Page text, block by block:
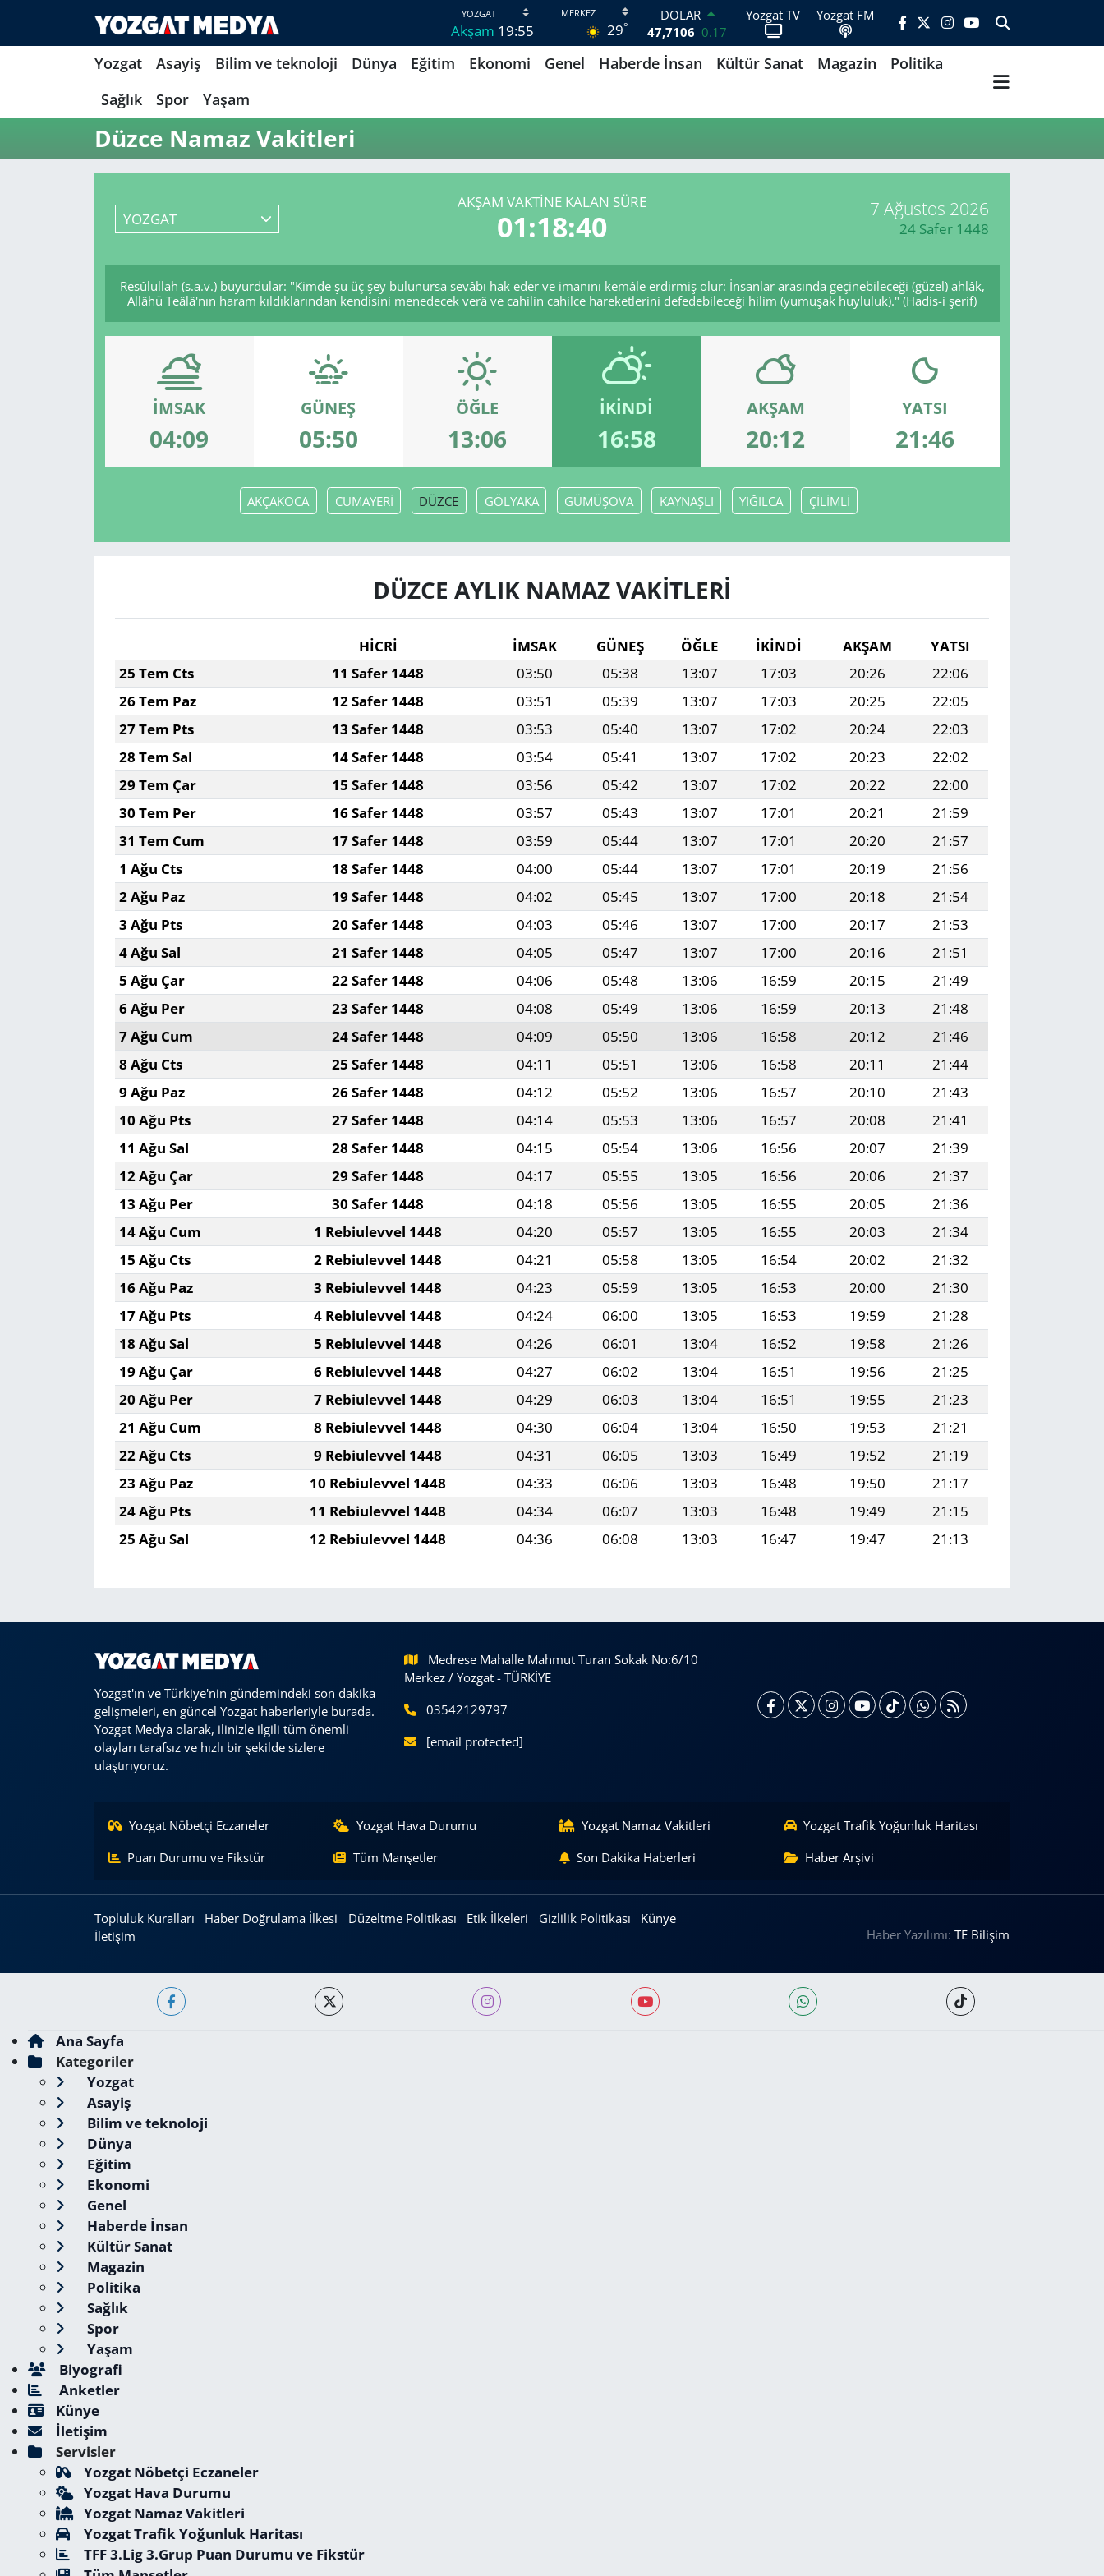
Akşam 19:55 29°
DOLAR
47,7106 0.17
EURO
55,1652
0.27
GRAM ALTIN
13.773 -19
65.130,04
Yozgat TV Yozgat FM
Yozgat Asayiş Bilim ve teknoloji Dünya Eğitim Ekonomi Genel Haberde İnsan Kültür Sanat Magazin
Politika
Sağlık
Spor Yaşam
Düzce Namaz Vakitleri
YOZGAT
AKŞAM VAKTINE KALAN SÜRE
01:18:40 7 Ağustos 2026
24 Safer 1448
Resûlullah (s.a.v.) buyurdular: "Kimde şu üç şey bulunursa sevâbı hak eder ve imanını kemâle erdirmiş olur: İnsanlar arasında geçinebileceği (güzel) ahlâk,
Allâhü Teâlâ'nın haram kıldıklarından kendisini menedecek verâ ve cahilin cahilce hareketlerini defedebileceği hilim (yumuşak huyluluk)." (Hadis-i şerif)
İMSAK
04:09
GÜNEŞ
05:50
ÖĞLE
13:06
İKINDI
16:58
AKŞAM
20:12
YATSI
21:46
AKÇAKOCA CUMAYERİ DÜZCE GÖLYAKA GÜMÜŞOVA KAYNAŞLI YIĞILCA ÇİLİMLİ
DÜZCE AYLIK NAMAZ VAKITLERI
HİCRİ İMSAK GÜNEŞ ÖĞLE İKINDI AKŞAM
YATSI
25 Tem Cts
11 Safer 1448 03:50 05:38 13:07 17:03 20:26
22:06
26 Tem Paz
12 Safer 1448 03:51 05:39 13:07 17:03 20:25
22:05
27 Tem Pts
13 Safer 1448 03:53 05:40 13:07 17:02 20:24
22:03
28 Tem Sal
14 Safer 1448 03:54 05:41 13:07 17:02 20:23
22:02
29 Tem Çar
15 Safer 1448 03:56 05:42 13:07 17:02 20:22
22:00
30 Tem Per
16 Safer 1448 03:57 05:43 13:07 17:01 20:21
21:59
31 Tem Cum
17 Safer 1448 03:59 05:44 13:07 17:01 20:20
21:57
1 Ağu Cts
18 Safer 1448 04:00 05:44 13:07 17:01 20:19
21:56
2 Ağu Paz
19 Safer 1448 04:02 05:45 13:07 17:00 20:18
21:54
3 Ağu Pts
20 Safer 1448 04:03 05:46 13:07 17:00 20:17
21:53
4 Ağu Sal
21 Safer 1448 04:05 05:47 13:07 17:00 20:16
21:51
5 Ağu Çar
22 Safer 1448 04:06 05:48 13:06 16:59 20:15
21:49
6 Ağu Per
23 Safer 1448 04:08 05:49 13:06 16:59 20:13
21:48
7 Ağu Cum
24 Safer 1448 04:09 05:50 13:06 16:58 20:12
21:46
8 Ağu Cts
25 Safer 1448 04:11 05:51 13:06 16:58 20:11
21:44
9 Ağu Paz
26 Safer 1448 04:12 05:52 13:06 16:57 20:10
21:43
10 Ağu Pts
27 Safer 1448 04:14 05:53 13:06 16:57 20:08
21:41
11 Ağu Sal
28 Safer 1448 04:15 05:54 13:06 16:56 20:07
21:39
12 Ağu Çar
29 Safer 1448 04:17 05:55 13:05 16:56 20:06
21:37
13 Ağu Per
30 Safer 1448 04:18 05:56 13:05 16:55 20:05
21:36
14 Ağu Cum
1 Rebiulevvel 1448 04:20 05:57 13:05 16:55 20:03
21:34
15 Ağu Cts
2 Rebiulevvel 1448 04:21 05:58 13:05 16:54 20:02
21:32
16 Ağu Paz
3 Rebiulevvel 1448 04:23 05:59 13:05 16:53 20:00
21:30
17 Ağu Pts
4 Rebiulevvel 1448 04:24 06:00 13:05 16:53 19:59
21:28
18 Ağu Sal
5 Rebiulevvel 1448 04:26 06:01 13:04 16:52 19:58
21:26
19 Ağu Çar
6 Rebiulevvel 1448 04:27 06:02 13:04 16:51 19:56
21:25
20 Ağu Per
7 Rebiulevvel 1448 04:29 06:03 13:04 16:51 19:55
21:23
21 Ağu Cum
8 Rebiulevvel 1448 04:30 06:04 13:04 16:50 19:53
21:21
22 Ağu Cts
9 Rebiulevvel 1448 04:31 06:05 13:03 16:49 19:52
21:19
23 Ağu Paz
10 Rebiulevvel 1448 04:33 06:06 13:03 16:48 19:50
21:17
24 Ağu Pts
11 Rebiulevvel 1448 04:34 06:07 13:03 16:48 19:49
21:15
25 Ağu Sal
12 Rebiulevvel 1448 04:36 06:08 13:03 16:47 19:47 21:13
Yozgat'ın ve Türkiye'nin gündemindeki son dakika
gelişmeleri, en güncel Yozgat haberleriyle burada.
Yozgat Medya olarak, ilinizle ilgili tüm önemli
olayları tarafsız ve hızlı bir şekilde sizlere
ulaştırıyoruz.
Medrese Mahalle Mahmut Turan Sokak No:6/10
Merkez / Yozgat - TÜRKİYE
03542129797
[email protected]
Yozgat Nöbetçi Eczaneler Yozgat Hava Durumu Yozgat Namaz Vakitleri
Yozgat Trafik Yoğunluk Haritası
Puan Durumu ve Fikstür
Tüm Manşetler Son Dakika Haberleri Haber Arşivi
Topluluk Kuralları Haber Doğrulama İlkesi Düzeltme Politikası Etik İlkeleri Gizlilik Politikası
Künye
İletişim
Haber Yazılımı:TE Bilişim
Ana Sayfa
Kategoriler
Yozgat
Asayiş
Bilim ve teknoloji
Dünya
Eğitim
Ekonomi
Genel
Haberde İnsan
Kültür Sanat
Magazin
Politika
Sağlık
Spor
Yaşam
Biyografi
Anketler
Künye
İletişim
Servisler
Yozgat Nöbetçi Eczaneler
Yozgat Hava Durumu
Yozgat Namaz Vakitleri
Yozgat Trafik Yoğunluk Haritası
TFF 3.Lig 3.Grup Puan Durumu ve Fikstür